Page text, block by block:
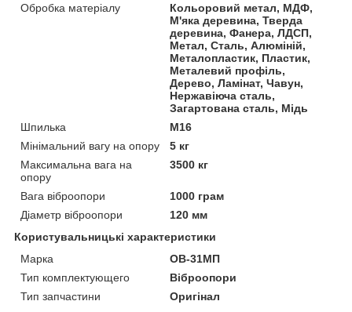
Обробка матеріалу
Кольоровий метал, МДФ,
М'яка деревина, Тверда
деревина, Фанера, ЛДСП,
Метал, Сталь, Алюміній,
Металопластик, Пластик,
Металевий профіль,
Дерево, Ламінат, Чавун,
Нержавіюча сталь,
Загартована сталь, Мідь
Шпилька
М16
Мінімальний вагу на опору
5 кг
Максимальна вага на
опору
3500 кг
Вага віброопори
1000 грам
Діаметр віброопори
120 мм
Користувальницькі характеристики
Марка
ОВ-31МП
Тип комплектующего
Віброопори
Тип запчастини
Оригінал